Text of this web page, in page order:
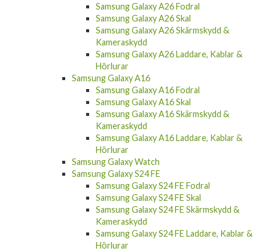
Samsung Galaxy A26 Fodral
Samsung Galaxy A26 Skal
Samsung Galaxy A26 Skärmskydd &
Kameraskydd
Samsung Galaxy A26 Laddare, Kablar &
Hörlurar
Samsung Galaxy A16
Samsung Galaxy A16 Fodral
Samsung Galaxy A16 Skal
Samsung Galaxy A16 Skärmskydd &
Kameraskydd
Samsung Galaxy A16 Laddare, Kablar &
Hörlurar
Samsung Galaxy Watch
Samsung Galaxy S24 FE
Samsung Galaxy S24 FE Fodral
Samsung Galaxy S24 FE Skal
Samsung Galaxy S24 FE Skärmskydd &
Kameraskydd
Samsung Galaxy S24 FE Laddare, Kablar &
Hörlurar